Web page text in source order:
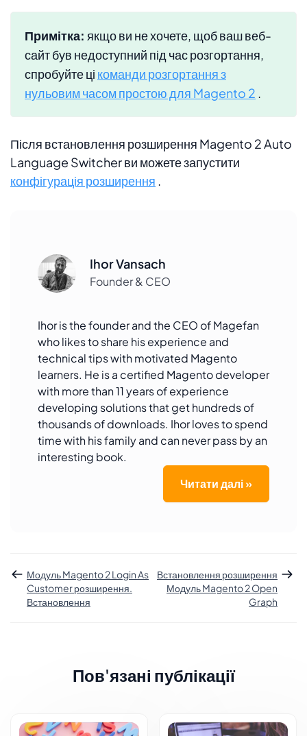
Примітка: якщо ви не хочете, щоб ваш веб-
сайт був недоступний під час розгортання,
спробуйте ці команди розгортання з
нульовим часом простою для Magento 2 .
Після встановлення розширення Magento 2 Auto
Language Switcher ви можете запустити
конфігурація розширення .
Ihor Vansach
Founder & CEO
Ihor is the founder and the CEO of Magefan
who likes to share his experience and
technical tips with motivated Magento
learners. He is a certified Magento developer
with more than 11 years of experience
developing solutions that get hundreds of
thousands of downloads. Ihor loves to spend
time with his family and can never pass by an
interesting book.
Читати далі »
Модуль Magento 2 Login As
Customer розширення.
Встановлення
Встановлення розширення
Модуль Magento 2 Open
Graph
Пов'язані публікації